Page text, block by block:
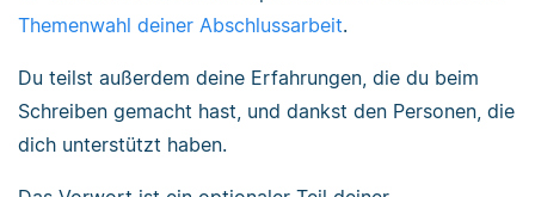
Themenwahl deiner Abschlussarbeit.
Du teilst außerdem deine Erfahrungen, die du beim
Schreiben gemacht hast, und dankst den Personen, die
dich unterstützt haben.